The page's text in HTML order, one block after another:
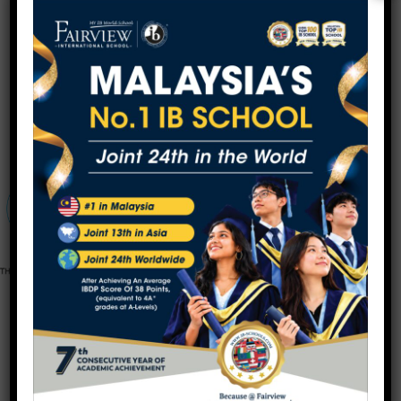
Fairview International School